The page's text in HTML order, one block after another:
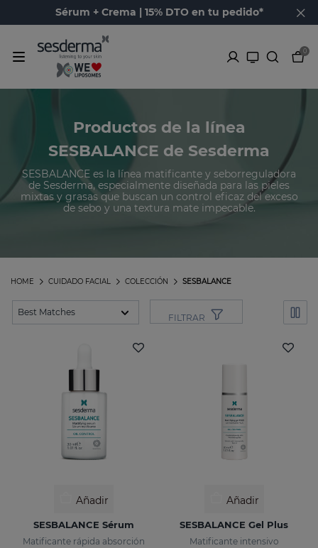
Sérum + Crema | 15% DTO en tu pedido*
0
Productos de la línea
SESBALANCE de Sesderma
SESBALANCE es la línea matificante y seborreguladora
de Sesderma, especialmente diseñada para las pieles
mixtas y grasas que buscan un control eficaz del exceso
de sebo y una textura mate impecable.
SESBALANCE
COLECCIÓN
CUIDADO FACIAL
HOME
FILTRAR
Añadir
SESBALANCE Sérum
Matificante rápida absorción
Añadir
SESBALANCE Gel Plus
Matificante intensivo